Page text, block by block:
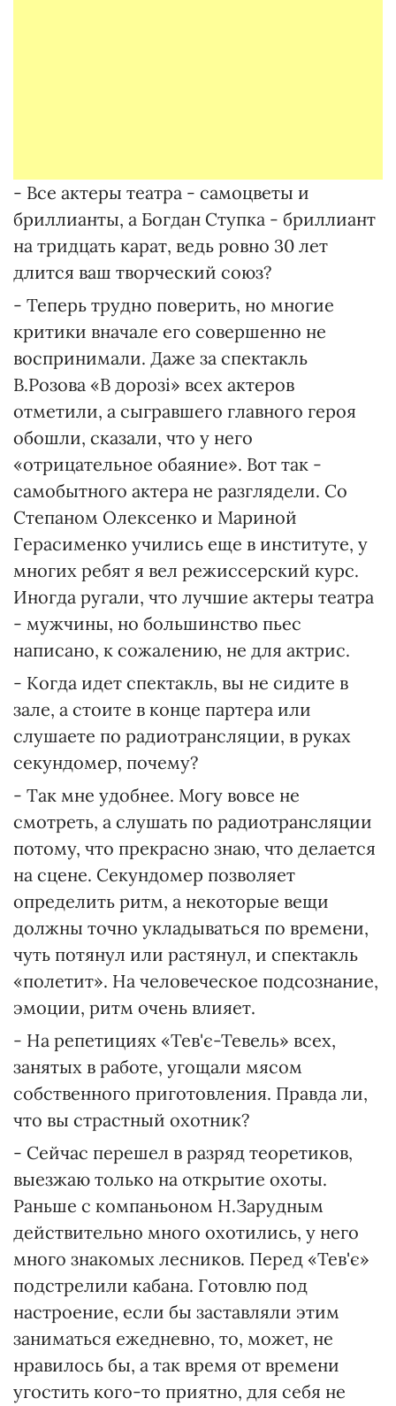
- Все актеры театра - самоцветы и
бриллианты, а Богдан Ступка - бриллиант
на тридцать карат, ведь ровно 30 лет
длится ваш творческий союз?
- Теперь трудно поверить, но многие
критики вначале его совершенно не
воспринимали. Даже за спектакль
В.Розова «В дорозі» всех актеров
отметили, а сыгравшего главного героя
обошли, сказали, что у него
«отрицательное обаяние». Вот так -
самобытного актера не разглядели. Со
Степаном Олексенко и Мариной
Герасименко учились еще в институте, у
многих ребят я вел режиссерский курс.
Иногда ругали, что лучшие актеры театра
- мужчины, но большинство пьес
написано, к сожалению, не для актрис.
- Когда идет спектакль, вы не сидите в
зале, а стоите в конце партера или
слушаете по радиотрансляции, в руках
секундомер, почему?
- Так мне удобнее. Могу вовсе не
смотреть, а слушать по радиотрансляции
потому, что прекрасно знаю, что делается
на сцене. Секундомер позволяет
определить ритм, а некоторые вещи
должны точно укладываться по времени,
чуть потянул или растянул, и спектакль
«полетит». На человеческое подсознание,
эмоции, ритм очень влияет.
- На репетициях «Тев'є-Тевель» всех,
занятых в работе, угощали мясом
собственного приготовления. Правда ли,
что вы страстный охотник?
- Сейчас перешел в разряд теоретиков,
выезжаю только на открытие охоты.
Раньше с компаньоном Н.Зарудным
действительно много охотились, у него
много знакомых лесников. Перед «Тев'є»
подстрелили кабана. Готовлю под
настроение, если бы заставляли этим
заниматься ежедневно, то, может, не
нравилось бы, а так время от времени
угостить кого-то приятно, для себя не